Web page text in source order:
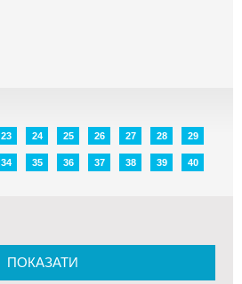
23 24 25 26 27 28 29
34 35 36 37 38 39 40
ПОКАЗАТИ